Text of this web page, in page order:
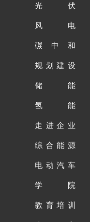
光伏
风电
碳中和
规划建设
储能
氢能
走进企业
综合能源
电动汽车
学院
教育培训